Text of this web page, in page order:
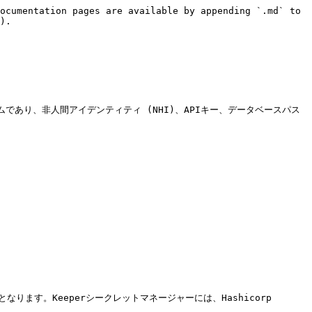
pages are available by appending `.md` to
あり、非人間アイデンティティ (NHI)、APIキー、データベースパス
す。Keeperシークレットマネージャーには、Hashicorp